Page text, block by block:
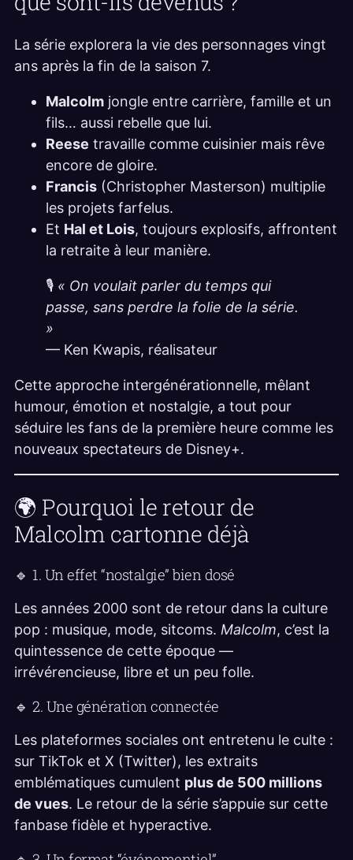
La série explorera la vie des personnages vingt
ans après la fin de la saison 7.
Malcolm jongle entre carrière, famille et un
fils… aussi rebelle que lui.
Reese travaille comme cuisinier mais rêve
encore de gloire.
Francis (Christopher Masterson) multiplie
les projets farfelus.
Et Hal et Lois, toujours explosifs, affrontent
la retraite à leur manière.
🎙️ « On voulait parler du temps qui
passe, sans perdre la folie de la série.
»
— Ken Kwapis, réalisateur
Cette approche intergénérationnelle, mêlant
humour, émotion et nostalgie, a tout pour
séduire les fans de la première heure comme les
nouveaux spectateurs de Disney+.
🌍 Pourquoi le retour de
Malcolm cartonne déjà
🔹 1. Un effet “nostalgie” bien dosé
Les années 2000 sont de retour dans la culture
pop : musique, mode, sitcoms. Malcolm, c’est la
quintessence de cette époque —
irrévérencieuse, libre et un peu folle.
🔹 2. Une génération connectée
Les plateformes sociales ont entretenu le culte :
sur TikTok et X (Twitter), les extraits
emblématiques cumulent plus de 500 millions
de vues. Le retour de la série s’appuie sur cette
fanbase fidèle et hyperactive.